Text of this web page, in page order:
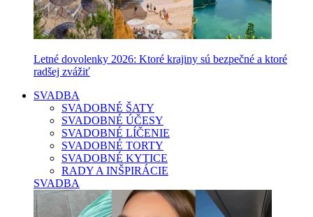
Letné dovolenky 2026: Ktoré krajiny sú bezpečné a ktoré
radšej zvážiť
SVADBA
SVADOBNÉ ŠATY
SVADOBNÉ ÚČESY
SVADOBNÉ LÍČENIE
SVADOBNÉ TORTY
SVADOBNÉ KYTICE
RADY A INŠPIRÁCIE
SVADBA